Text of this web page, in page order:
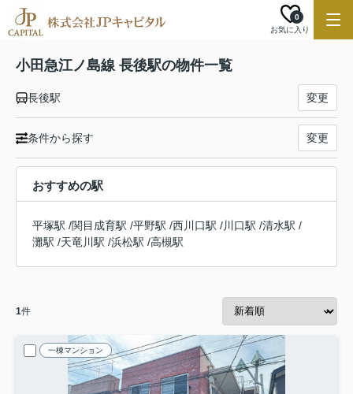
お気に入り
0
小田急江ノ島線 長後駅の物件一覧
長後駅 変更
条件から探す 変更
おすすめの駅
平塚駅 /関目成育駅 /平野駅 /西川口駅 /川口駅 /清水駅 /
灘駅 /天竜川駅 /浜松駅 /高槻駅
1件
一棟マンション